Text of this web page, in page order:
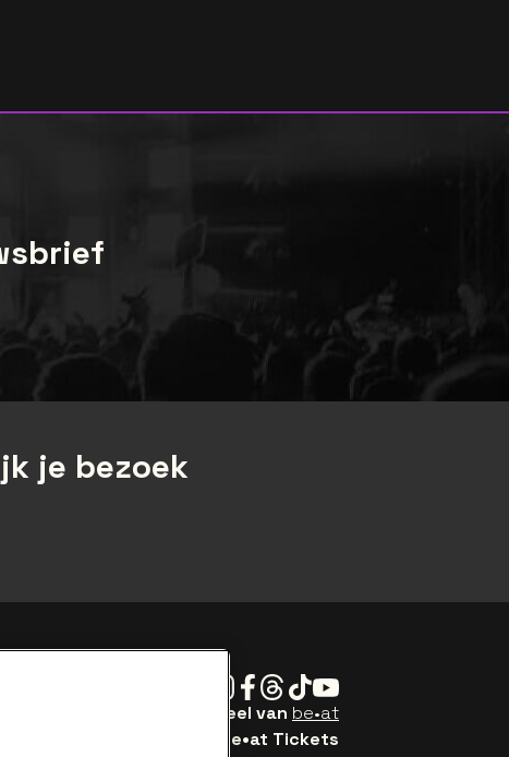
je bezoek
Instagram
Facebook
Threads
TiktokYoutube
Be•at Tickets is een deel van be•at
be•at Tickets